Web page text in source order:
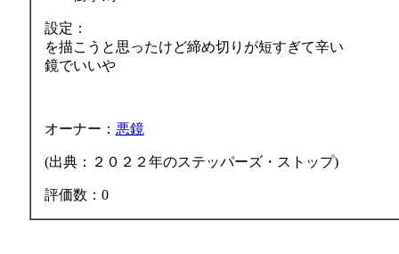
設定：
を描こうと思ったけど締め切りが短すぎて辛い
鏡でいいや
オーナー： 悪鏡
(出典：２０２２年のステッパーズ・ストップ)
評価数：0